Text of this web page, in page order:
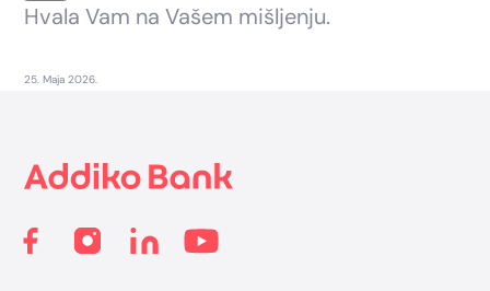
Hvala Vam na Vašem mišljenju.
25. Maja 2026.